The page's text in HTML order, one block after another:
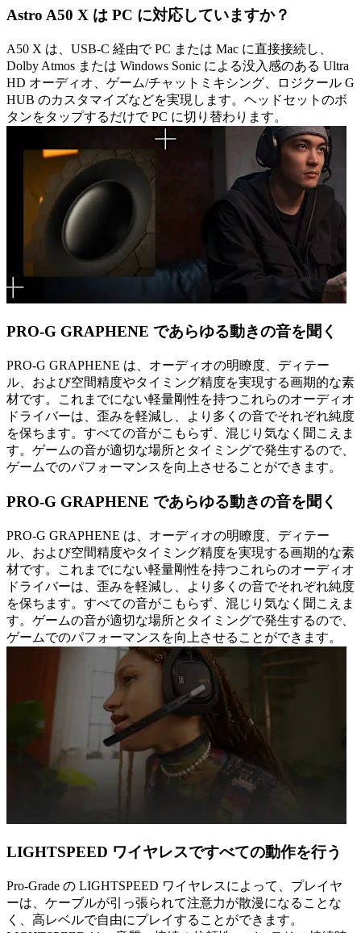
Astro A50 X は PC に対応していますか？
A50 X は、USB-C 経由で PC または Mac に直接接続し、
Dolby Atmos または Windows Sonic による没入感のある Ultra
HD オーディオ、ゲーム/チャットミキシング、ロジクール G
HUB のカスタマイズなどを実現します。ヘッドセットのボ
タンをタップするだけで PC に切り替わります。
PRO-G GRAPHENE であらゆる動きの音を聞く
PRO-G GRAPHENE は、オーディオの明瞭度、ディテー
ル、および空間精度やタイミング精度を実現する画期的な素
材です。これまでにない軽量剛性を持つこれらのオーディオ
ドライバーは、歪みを軽減し、より多くの音でそれぞれ純度
を保ちます。すべての音がこもらず、混じり気なく聞こえま
す。ゲームの音が適切な場所とタイミングで発生するので、
ゲームでのパフォーマンスを向上させることができます。
PRO-G GRAPHENE であらゆる動きの音を聞く
PRO-G GRAPHENE は、オーディオの明瞭度、ディテー
ル、および空間精度やタイミング精度を実現する画期的な素
材です。これまでにない軽量剛性を持つこれらのオーディオ
ドライバーは、歪みを軽減し、より多くの音でそれぞれ純度
を保ちます。すべての音がこもらず、混じり気なく聞こえま
す。ゲームの音が適切な場所とタイミングで発生するので、
ゲームでのパフォーマンスを向上させることができます。
LIGHTSPEED ワイヤレスですべての動作を行う
Pro-Grade の LIGHTSPEED ワイヤレスによって、プレイヤ
ーは、ケーブルが引っ張られて注意力が散漫になることな
く、高レベルで自由にプレイすることができます。